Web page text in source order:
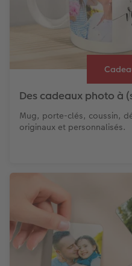
Des cadeaux photo à
Mug, porte-clés, coussin,
originaux et personnalisés.